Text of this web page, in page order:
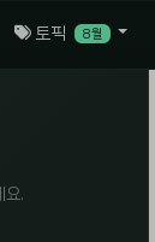
토픽 8월
요.